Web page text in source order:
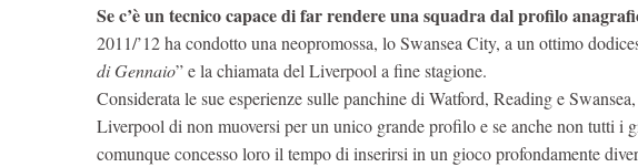
Se c’è un tecnico capace di far rendere una squadra dal profilo
2011/’12 ha condotto una neopromossa, lo Swansea City, a un ottimo
di Gennaio” e la chiamata del Liverpool a fine stagione.
Considerata le sue esperienze sulle panchine di Watford, Reading e
Liverpool di non muoversi per un unico grande profilo e se anche non tutti i
comunque concesso loro il tempo di inserirsi in un gioco profondamente